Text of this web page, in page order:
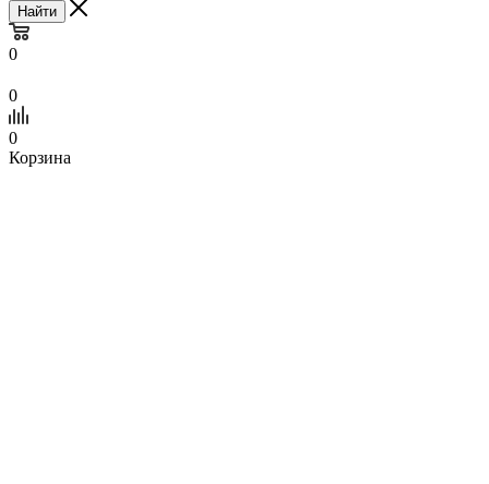
Найти
0
0
0
Корзина